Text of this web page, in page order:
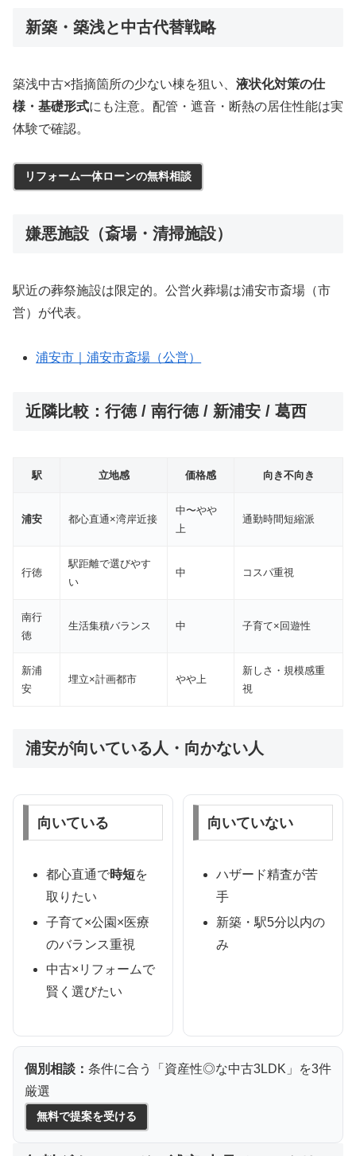
新築・築浅と中古代替戦略
築浅中古×指摘箇所の少ない棟を狙い、 液状化対策の仕
様・基礎形式にも注意。配管・遮音・断熱の居住性能は実
体験で確認。
リフォーム一体ローンの無料相談
嫌悪施設（斎場・清掃施設）
駅近の葬祭施設は限定的。公営火葬場は浦安市斎場（市
営）が代表。
浦安市｜浦安市斎場（公営）
近隣比較：行徳 / 南行徳 / 新浦安 / 葛西
駅 立地感 価格感 向き不向き
浦安 都心直通×湾岸近接
中〜やや
上
通勤時間短縮派
行徳
駅距離で選びやす
い
中 コスパ重視
南行
徳
生活集積バランス 中 子育て×回遊性
新浦
安
埋立×計画都市 やや上
新しさ・規模感重
視
浦安が向いている人・向かない人
向いている
都心直通で時短を
取りたい
子育て×公園×医療
のバランス重視
中古×リフォームで
賢く選びたい
向いていない
ハザード精査が苦
手
新築・駅5分以内の
み
個別相談： 条件に合う「資産性◎な中古3LDK」を3件
厳選
無料で提案を受ける